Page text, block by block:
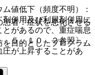
者：症状を悪化させる
が上昇することがあ
値低下（頻度不明）：
併用及び利尿剤併用に
があるので、重症喘息
５、１０．２参照〕。
目的としたプログラム